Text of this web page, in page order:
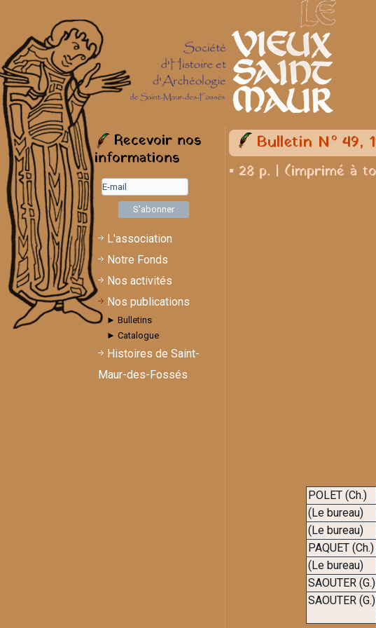
Recevoir nos
informations
L'association
Notre Fonds
Nos activités
Nos publications
► Bulletins
► Catalogue
Histoires de Saint-
Maur-des-Fossés
Bulletin N° 49,
▪ 28 p. | (imprimé à
POLET (Ch.)
(Le bureau)
(Le bureau)
PAQUET (Ch.)
(Le bureau)
SAOUTER (G.)
SAOUTER (G.)